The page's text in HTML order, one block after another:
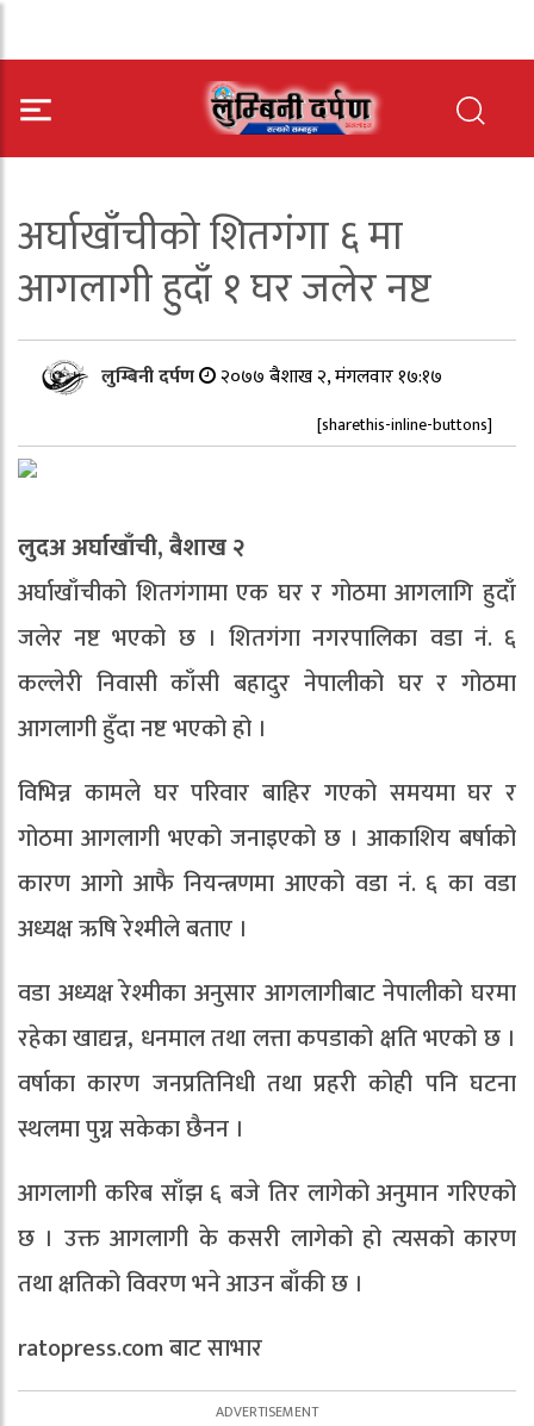
अर्घाखाँचीको शितगंगा ६ मा
आगलागी हुदाँ १ घर जलेर नष्ट
लुम्बिनी दर्पण २०७७ बैशाख २, मंगलवार १७:१७
[sharethis-inline-buttons]
लुदअ अर्घाखाँची, बैशाख २
अर्घाखाँचीको शितगंगामा एक घर र गोठमा आगलागि हुदाँ
जलेर नष्ट भएको छ । शितगंगा नगरपालिका वडा नं. ६
कल्लेरी निवासी काँसी बहादुर नेपालीको घर र गोठमा
आगलागी हुँदा नष्ट भएको हो ।
विभिन्न कामले घर परिवार बाहिर गएको समयमा घर र
गोठमा आगलागी भएको जनाइएको छ । आकाशिय बर्षाको
कारण आगो आफै नियन्त्रणमा आएको वडा नं. ६ का वडा
अध्यक्ष ऋषि रेश्मीले बताए ।
वडा अध्यक्ष रेश्मीका अनुसार आगलागीबाट नेपालीको घरमा
रहेका खाद्यन्न, धनमाल तथा लत्ता कपडाको क्षति भएको छ ।
वर्षाका कारण जनप्रतिनिधी तथा प्रहरी कोही पनि घटना
स्थलमा पुग्न सकेका छैनन ।
आगलागी करिब साँझ ६ बजे तिर लागेको अनुमान गरिएको
छ । उक्त आगलागी के कसरी लागेको हो त्यसको कारण
तथा क्षतिको विवरण भने आउन बाँकी छ ।
ratopress.com बाट साभार